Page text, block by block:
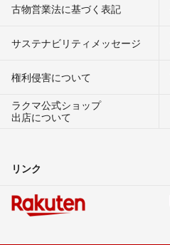
古物営業法に基づく表記
サステナビリティメッセージ
権利侵害について
ラクマ公式ショップ
出店について
リンク